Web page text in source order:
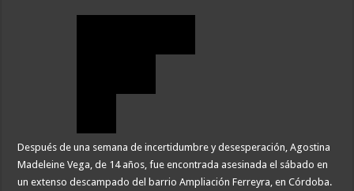
Después de una semana de incertidumbre y desesperación, Agostina
Madeleine Vega, de 14 años, fue encontrada asesinada el sábado en
un extenso descampado del barrio Ampliación Ferreyra, en Córdoba.